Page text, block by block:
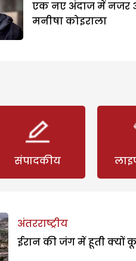
एक नए अंदाज में नजर
मनीषा कोइराला
संपादकीय
अंतरराष्ट्रीय
ईरान की जंग में हूती क्यों